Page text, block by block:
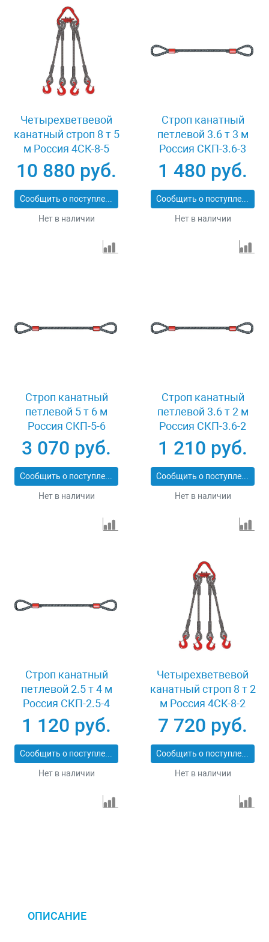
Четырехветвевой
канатный строп 8 т 5
м Россия 4СК-8-5
10 880 руб.
Сообщить о поступлении
Нет в наличии
Строп канатный
петлевой 3.6 т 3 м
Россия СКП-3.6-3
1 480 руб.
Сообщить о поступлении
Нет в наличии
Строп канатный
петлевой 5 т 6 м
Россия СКП-5-6
3 070 руб.
Сообщить о поступлении
Нет в наличии
Строп канатный
петлевой 3.6 т 2 м
Россия СКП-3.6-2
1 210 руб.
Сообщить о поступлении
Нет в наличии
Строп канатный
петлевой 2.5 т 4 м
Россия СКП-2.5-4
1 120 руб.
Сообщить о поступлении
Нет в наличии
Четырехветвевой
канатный строп 8 т 2
м Россия 4СК-8-2
7 720 руб.
Сообщить о поступлении
Нет в наличии
ОПИСАНИЕ